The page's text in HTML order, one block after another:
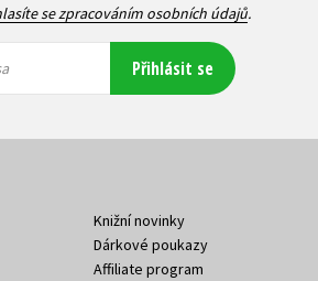
se zpracováním osobních údajů.
Přihlásit se
Knižní novinky
Dárkové poukazy
Affiliate program